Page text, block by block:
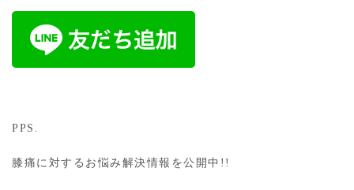
PPS.
膝痛に対するお悩み解決情報を公開中!!